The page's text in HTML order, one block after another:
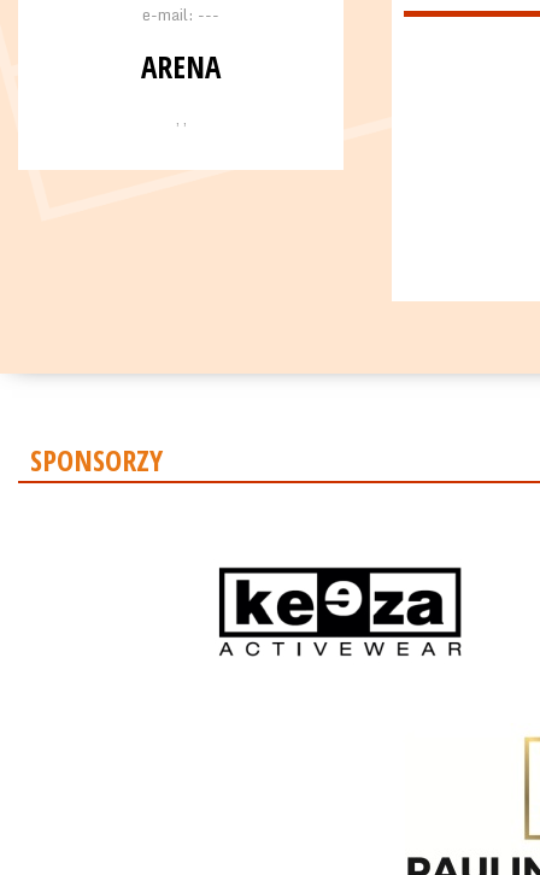
e-mail: ---
ARENA
, ,
SPONSORZY